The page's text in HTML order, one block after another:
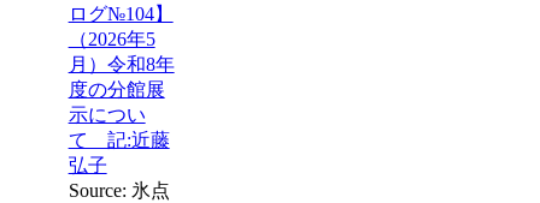
ログ№104】
（2026年5
月）令和8年
度の分館展
示につい
て 記:近藤
弘子
Source: 氷点